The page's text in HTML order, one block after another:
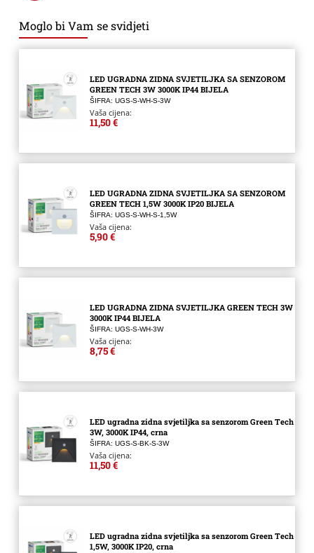
Moglo bi Vam se svidjeti
LED UGRADNA ZIDNA SVJETILJKA SA SENZOROM
GREEN TECH 3W 3000K IP44 BIJELA
ŠIFRA: UGS-S-WH-S-3W
Vaša cijena:
11,50 €
LED UGRADNA ZIDNA SVJETILJKA SA SENZOROM
GREEN TECH 1,5W 3000K IP20 BIJELA
ŠIFRA: UGS-S-WH-S-1,5W
Vaša cijena:
5,90 €
LED UGRADNA ZIDNA SVJETILJKA GREEN TECH 3W
3000K IP44 BIJELA
ŠIFRA: UGS-S-WH-3W
Vaša cijena:
8,75 €
LED ugradna zidna svjetiljka sa senzorom Green Tech
3W, 3000K IP44, crna
ŠIFRA: UGS-S-BK-S-3W
Vaša cijena:
11,50 €
LED ugradna zidna svjetiljka sa senzorom Green Tech
1,5W, 3000K IP20, crna